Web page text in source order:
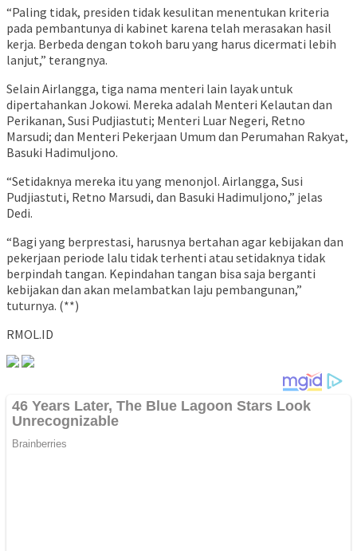
“Paling tidak, presiden tidak kesulitan menentukan kriteria
pada pembantunya di kabinet karena telah merasakan hasil
kerja. Berbeda dengan tokoh baru yang harus dicermati lebih
lanjut,” terangnya.
Selain Airlangga, tiga nama menteri lain layak untuk
dipertahankan Jokowi. Mereka adalah Menteri Kelautan dan
Perikanan, Susi Pudjiastuti; Menteri Luar Negeri, Retno
Marsudi; dan Menteri Pekerjaan Umum dan Perumahan Rakyat,
Basuki Hadimuljono.
“Setidaknya mereka itu yang menonjol. Airlangga, Susi
Pudjiastuti, Retno Marsudi, dan Basuki Hadimuljono,” jelas
Dedi.
“Bagi yang berprestasi, harusnya bertahan agar kebijakan dan
pekerjaan periode lalu tidak terhenti atau setidaknya tidak
berpindah tangan. Kepindahan tangan bisa saja berganti
kebijakan dan akan melambatkan laju pembangunan,”
tuturnya. (**)
RMOL.ID